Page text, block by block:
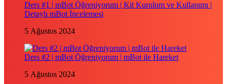
Ders #1 | mBot Öğreniyorum | Kit Kurulum ve Kullanımı |
Detaylı mBot İncelemesi
5 Ağustos 2024
Ders #2 | mBot Öğreniyorum | mBot ile Hareket
5 Ağustos 2024